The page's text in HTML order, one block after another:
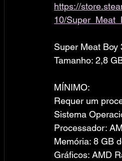
https://
10/
Super Meat Boy
Tamanho: 2,8
MÍNIMO:
Requer um
Sistema
Processador:
Memória: 8 GB
Gráficos: AMD